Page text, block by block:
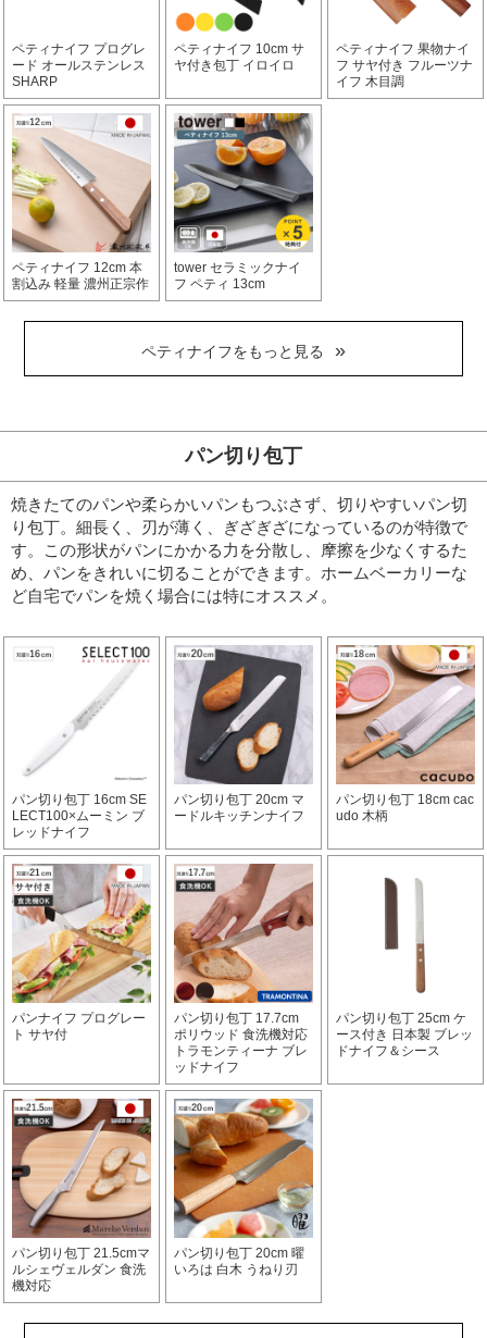
ペティナイフ プログレ
ード オールステンレス
SHARP
ペティナイフ 10cm サ
ヤ付き包丁 イロイロ
ペティナイフ 果物ナイ
フ サヤ付き フルーツナ
イフ 木目調
ペティナイフ 12cm 本
割込み 軽量 濃州正宗作
tower セラミックナイ
フ ペティ 13cm
ペティナイフをもっと見る
パン切り包丁
焼きたてのパンや柔らかいパンもつぶさず、切りやすいパン切
り包丁。細長く、刃が薄く、ぎざぎざになっているのが特徴で
す。
この形状がパンにかかる力を分散し、摩擦を少なくするた
め、パンをきれいに切ることができます。 ホームベーカリーな
ど自宅でパンを焼く場合には特にオススメ。
パン切り包丁 16cm SE
LECT100×ムーミン ブ
レッドナイフ
パン切り包丁 20cm マ
ードルキッチンナイフ
パン切り包丁 18cm cac
udo 木柄
パンナイフ プログレー
ト サヤ付
パン切り包丁 17.7cm
ポリウッド 食洗機対応
トラモンティーナ ブレ
ッドナイフ
パン切り包丁 25cm ケ
ース付き 日本製 ブレッ
ドナイフ＆シース
パン切り包丁 21.5cmマ
ルシェヴェルダン 食洗
機対応
パン切り包丁 20cm 曜
いろは 白木 うねり刃